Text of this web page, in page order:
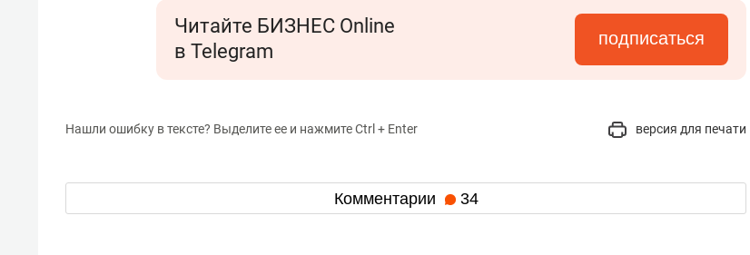
Читайте БИЗНЕС Online
в Telegram
подписаться
Нашли ошибку в тексте? Выделите ее и нажмите Ctrl + Enter версия для печати
Комментарии 34